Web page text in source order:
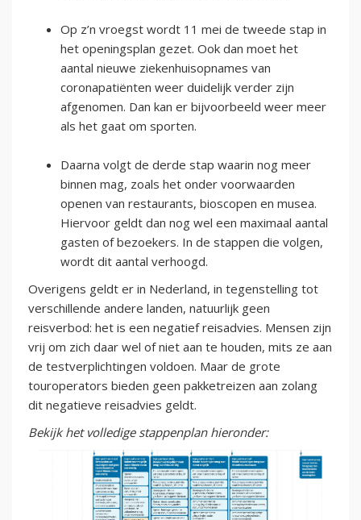
Op z’n vroegst wordt 11 mei de tweede stap in
het openingsplan gezet. Ook dan moet het
aantal nieuwe ziekenhuisopnames van
coronapatiënten weer duidelijk verder zijn
afgenomen. Dan kan er bijvoorbeeld weer meer
als het gaat om sporten.
Daarna volgt de derde stap waarin nog meer
binnen mag, zoals het onder voorwaarden
openen van restaurants, bioscopen en musea.
Hiervoor geldt dan nog wel een maximaal aantal
gasten of bezoekers. In de stappen die volgen,
wordt dit aantal verhoogd.
Overigens geldt er in Nederland, in tegenstelling tot
verschillende andere landen, natuurlijk geen
reisverbod: het is een negatief reisadvies. Mensen zijn
vrij om zich daar wel of niet aan te houden, mits ze aan
de testverplichtingen voldoen. Maar de grote
touroperators bieden geen pakketreizen aan zolang
dit negatieve reisadvies geldt.
Bekijk het volledige stappenplan hieronder: